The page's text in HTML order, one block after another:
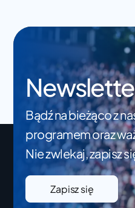
Bądź na bieżąco z
programem oraz
Nie zwlekaj, zapisz
Zapisz się